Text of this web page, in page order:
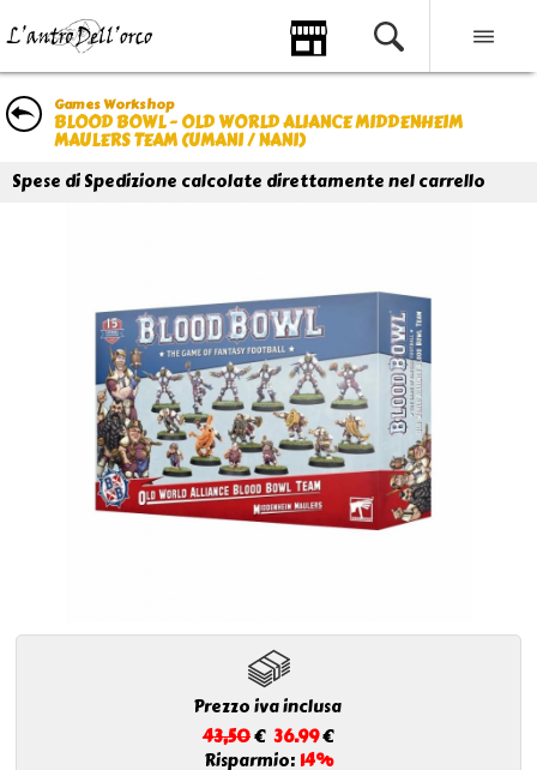
Games Workshop
BLOOD BOWL - OLD WORLD ALIANCE MIDDENHEIM
MAULERS TEAM (UMANI / NANI)
Spese di Spedizione calcolate direttamente nel carrello
Prezzo iva inclusa
43,50€ 36.99€
Risparmio: 14%